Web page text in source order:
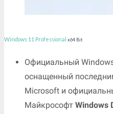
Windows 11 Professional x64 Bit
Официальный
оснащенный
Microsoft и
Майкрософт Windows